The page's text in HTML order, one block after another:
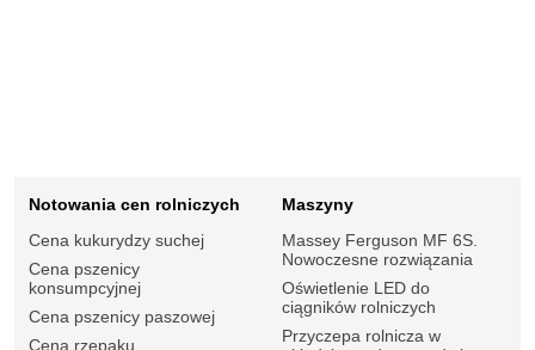
Notowania cen rolniczych
Cena kukurydzy suchej
Cena pszenicy
konsumpcyjnej
Cena pszenicy paszowej
Cena rzepaku
Maszyny
Massey Ferguson MF 6S.
Nowoczesne rozwiązania
Oświetlenie LED do
ciągników rolniczych
Przyczepa rolnicza w